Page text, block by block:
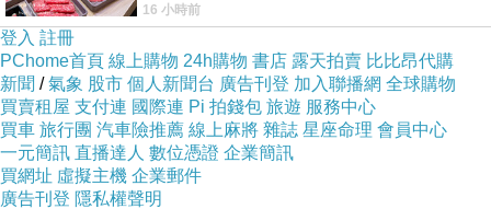
16 小時前
登入 註冊
PChome首頁 線上購物 24h購物 書店 露天拍賣 比比昂代購
新聞 /氣象 股市 個人新聞台 廣告刊登 加入聯播網 全球購物
買賣租屋 支付連 國際連 Pi 拍錢包 旅遊 服務中心
買車 旅行團 汽車險推薦 線上麻將 雜誌 星座命理 會員中心
一元簡訊 直播達人 數位憑證 企業簡訊
買網址 虛擬主機 企業郵件
廣告刊登 隱私權聲明